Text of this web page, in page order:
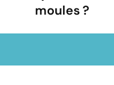
moules ?